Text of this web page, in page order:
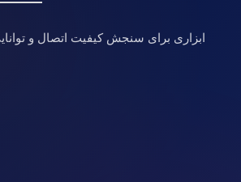
ابزاری برای سنجش کیفیت اتصال و